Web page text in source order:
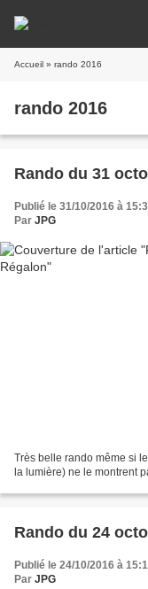
Accueil » rando 2016
rando 2016
Rando du 31
Publié le 31/10/2016 à
Par JPG
Très belle rando même si
la lumière) ne le
Rando du 24
Publié le 24/10/2016 à
Par JPG